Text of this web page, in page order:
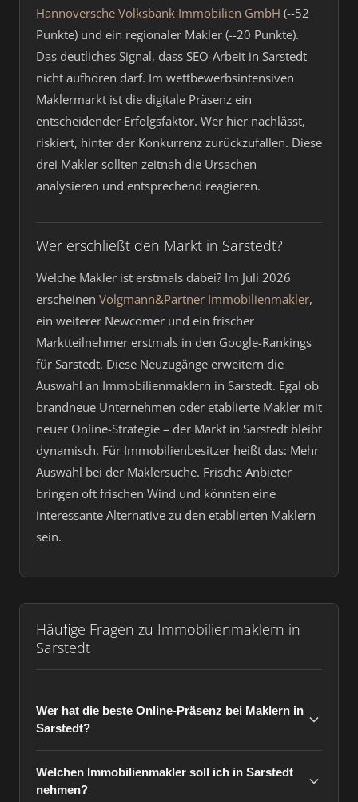
Hannoversche Volksbank Immobilien GmbH (--52
Punkte) und ein regionaler Makler (--20 Punkte).
Das deutliches Signal, dass SEO-Arbeit in Sarstedt
nicht aufhören darf. Im wettbewerbsintensiven
Maklermarkt ist die digitale Präsenz ein
entscheidender Erfolgsfaktor. Wer hier nachlässt,
riskiert, hinter der Konkurrenz zurückzufallen. Diese
drei Makler sollten zeitnah die Ursachen
analysieren und entsprechend reagieren.
Wer erschließt den Markt in Sarstedt?
Welche Makler ist erstmals dabei? Im Juli 2026
erscheinen Volgmann&Partner Immobilienmakler,
ein weiterer Newcomer und ein frischer
Marktteilnehmer erstmals in den Google-Rankings
für Sarstedt. Diese Neuzugänge erweitern die
Auswahl an Immobilienmaklern in Sarstedt. Egal ob
brandneue Unternehmen oder etablierte Makler mit
neuer Online-Strategie – der Markt in Sarstedt bleibt
dynamisch. Für Immobilienbesitzer heißt das: Mehr
Auswahl bei der Maklersuche. Frische Anbieter
bringen oft frischen Wind und könnten eine
interessante Alternative zu den etablierten Maklern
sein.
Häufige Fragen zu Immobilienmaklern in
Sarstedt
Wer hat die beste Online-Präsenz bei Maklern in
Sarstedt?
Welchen Immobilienmakler soll ich in Sarstedt
nehmen?